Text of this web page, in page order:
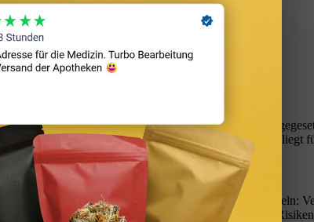
der seit 2013 unter die Regulierung des
oder Wohnportfolios. Die Mindestanlagesumme liegt
führte. Das KAGB brachte strenge Regeln:
den gesamten Prozess. Trotz Regulierung bleiben